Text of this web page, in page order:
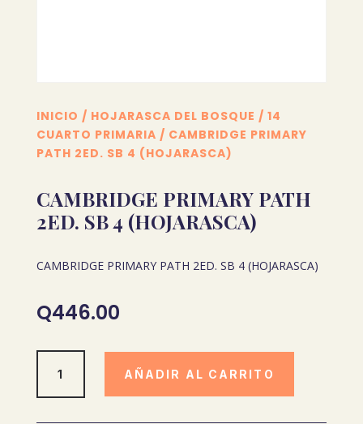
INICIO / HOJARASCA DEL BOSQUE / 14
CUARTO PRIMARIA / CAMBRIDGE PRIMARY
PATH 2ED. SB 4 (HOJARASCA)
CAMBRIDGE PRIMARY PATH
2ED. SB 4 (HOJARASCA)
CAMBRIDGE PRIMARY PATH 2ED. SB 4 (HOJARASCA)
Q446.00
PRIMARY
PATH
AÑADIR AL CARRITO